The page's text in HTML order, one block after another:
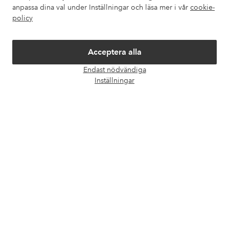
anpassa dina val under Inställningar och läsa mer i vår cookie-
policy
Acceptera alla
Endast nödvändiga
Inställningar
Om Ellos
Villkor